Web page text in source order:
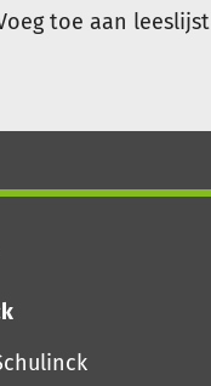
toe aan leeslijst